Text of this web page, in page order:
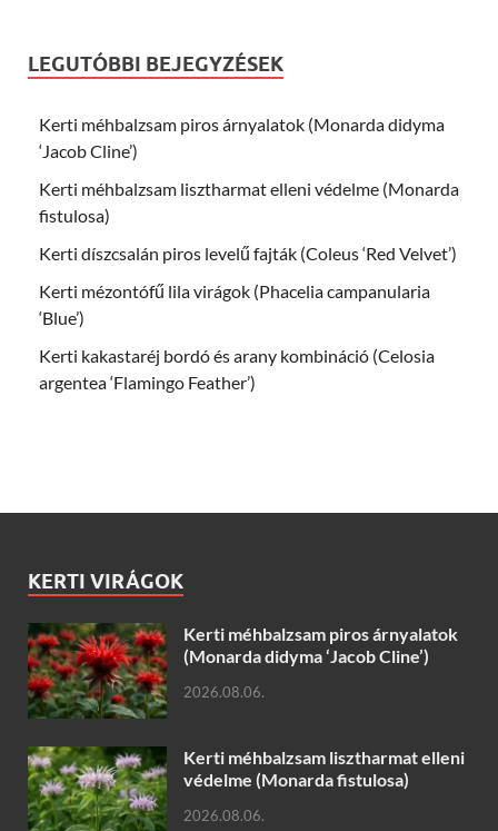
LEGUTÓBBI BEJEGYZÉSEK
Kerti méhbalzsam piros árnyalatok (Monarda didyma
‘Jacob Cline’)
Kerti méhbalzsam lisztharmat elleni védelme (Monarda
fistulosa)
Kerti díszcsalán piros levelű fajták (Coleus ‘Red Velvet’)
Kerti mézontófű lila virágok (Phacelia campanularia
‘Blue’)
Kerti kakastaréj bordó és arany kombináció (Celosia
argentea ‘Flamingo Feather’)
KERTI VIRÁGOK
Kerti méhbalzsam piros árnyalatok
(Monarda didyma ‘Jacob Cline’)
2026.08.06.
Kerti méhbalzsam lisztharmat elleni
védelme (Monarda fistulosa)
2026.08.06.